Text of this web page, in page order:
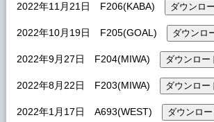
2022年11月21日 F206(KABA)
2022年10月19日 F205(GOAL)
2022年9月27日 F204(MIWA)
2022年8月22日 F203(MIWA)
2022年1月17日 A693(WEST)